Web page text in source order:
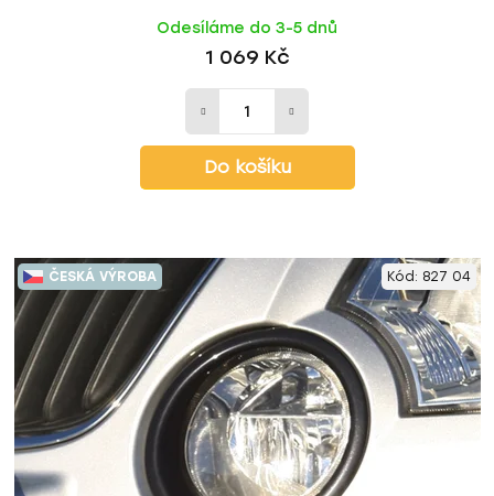
Odesíláme do 3-5 dnů
1 069 Kč
Do košíku
ČESKÁ VÝROBA Kód: 827 04